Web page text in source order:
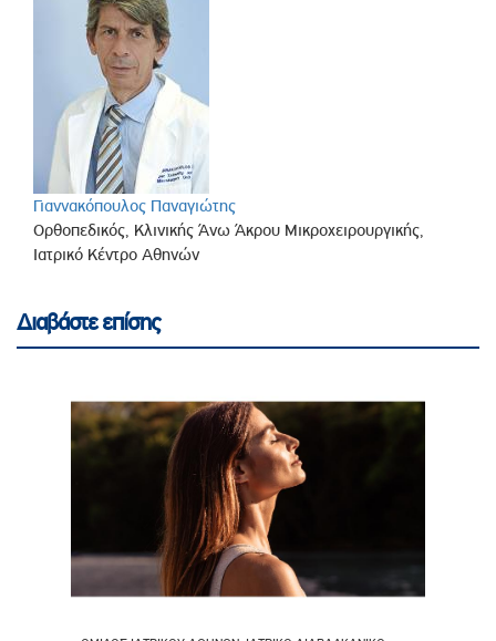
Γιαννακόπουλος Παναγιώτης
Ορθοπεδικός, Κλινικής Άνω Άκρου Μικροχειρουργικής,
Ιατρικό Κέντρο Αθηνών
Διαβάστε επίσης